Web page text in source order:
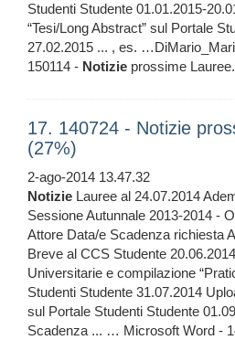
Studenti Studente 01.01.2015-
“Tesi/Long Abstract” sul Portale
27.02.2015 ... , es.
150114 - Notizie prossime
17. 140724 - Notizie
(27%)
2-ago-2014 13.47.32
Notizie Lauree al 24.07.2014
Sessione Autunnale 2013-2014 -
Attore Data/e Scadenza richiesta
Breve al CCS Studente
Universitarie e compilazione
Studenti Studente 31.07.2014
sul Portale Studenti Studente
Scadenza ... … Microsoft Word -